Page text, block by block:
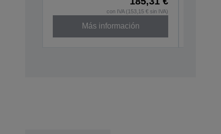
con IVA (153,15 € sin IVA)
Más información